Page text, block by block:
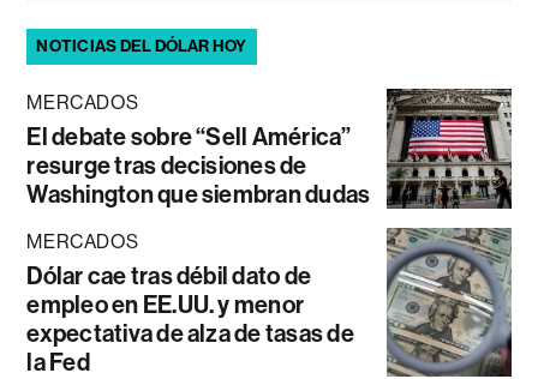
NOTICIAS DEL DÓLAR HOY
MERCADOS
El debate sobre “Sell América”
resurge tras decisiones de
Washington que siembran dudas
MERCADOS
Dólar cae tras débil dato de
empleo en EE.UU. y menor
expectativa de alza de tasas de
la Fed